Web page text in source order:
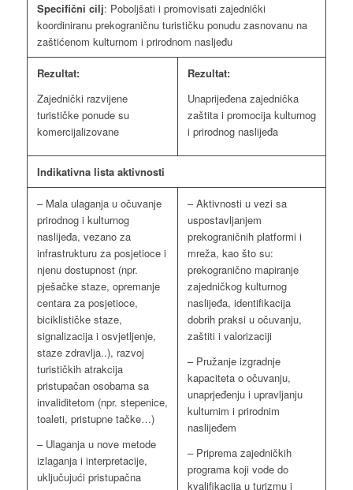
Specifični cilj: Poboljšati i promovisati zajednički
koordiniranu prekograničnu turističku ponudu zasnovanu na
zaštićenom kulturnom i prirodnom nasljeđu
Rezultat:
Zajednički razvijene
turističke ponude su
komercijalizovane
Rezultat:
Unaprijeđena zajednička
zaštita i promocija kulturnog
i prirodnog naslijeđa
Indikativna lista aktivnosti
– Mala ulaganja u očuvanje
prirodnog i kulturnog
naslijeđa, vezano za
infrastrukturu za posjetioce i
njenu dostupnost (npr.
pješačke staze, opremanje
centara za posjetioce,
biciklističke staze,
signalizacija i osvjetljenje,
staze zdravlja..), razvoj
turističkih atrakcija
pristupačan osobama sa
invaliditetom (npr. stepenice,
toaleti, pristupne tačke…)
– Ulaganja u nove metode
izlaganja i interpretacije,
uključujući pristupačna
– Aktivnosti u vezi sa
uspostavljanjem
prekograničnih platformi i
mreža, kao što su:
prekogranično mapiranje
zajedničkog kulturnog
naslijeđa, identifikacija
dobrih praksi u očuvanju,
zaštiti i valorizaciji
– Pružanje izgradnje
kapaciteta o očuvanju,
unaprjeđenju i upravljanju
kulturnim i prirodnim
naslijeđem
– Priprema zajedničkih
programa koji vode do
kvalifikacija u turizmu i